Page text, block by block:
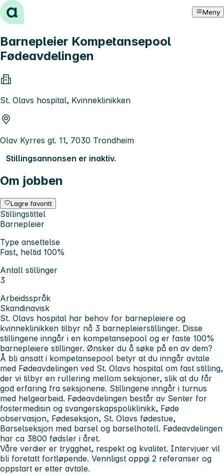
Hopp til innhold Meny
Barnepleier Kompetansepool
Fødeavdelingen
St. Olavs hospital, Kvinneklinikken
Olav Kyrres gt. 11, 7030 Trondheim
Stillingsannonsen er inaktiv.
Om jobben
Lagre favoritt
Stillingstittel
Barnepleier
Type ansettelse
Fast, heltid 100%
Antall stillinger
3
Arbeidsspråk
Skandinavisk
St. Olavs hospital har behov for barnepleiere og
kvinneklinikken tilbyr nå 3 barnepleierstillinger. Disse
stillingene inngår i en kompetansepool og er faste 100%
barnepleiere stillinger. Ønsker du å søke på en av dem?
Å bli ansatt i kompetansepool betyr at du inngår avtale
med Fødeavdelingen ved St. Olavs hospital om fast stilling,
der vi tilbyr en rullering mellom seksjoner, slik at du får
god erfaring fra seksjonene. Stillingene inngår i turnus
med helgearbeid. Fødeavdelingen består av Senter for
fostermedisin og svangerskapspoliklinikk, Føde
observasjon, Fødeseksjon, St. Olavs fødestue,
Barselseksjon med barsel og barselhotell. Fødeavdelingen
har ca 3800 fødsler i året.
Våre verdier er trygghet, respekt og kvalitet. Intervjuer vil
bli foretatt fortløpende. Vennligst oppgi 2 referanser og
oppstart er etter avtale.